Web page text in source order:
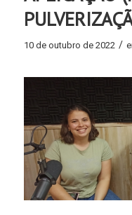
10 de outubro de 2022 /